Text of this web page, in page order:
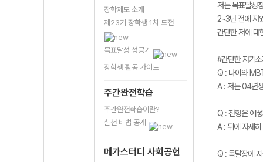
장학제도 소개
제23기 장학생 1차 도전
목표달성 성공기
장학생 활동 가이드
주간완전학습
주간완전학습이란?
실천 비법 공개
메가스터디 사회공헌
저는 목표달성
2~3년 전에 저
간단한 저에 대
#간단한 자기
Q : 나이와
A : 저는 04년
Q : 전형은 어
A : 뒤에 자세
Q : 목달장에